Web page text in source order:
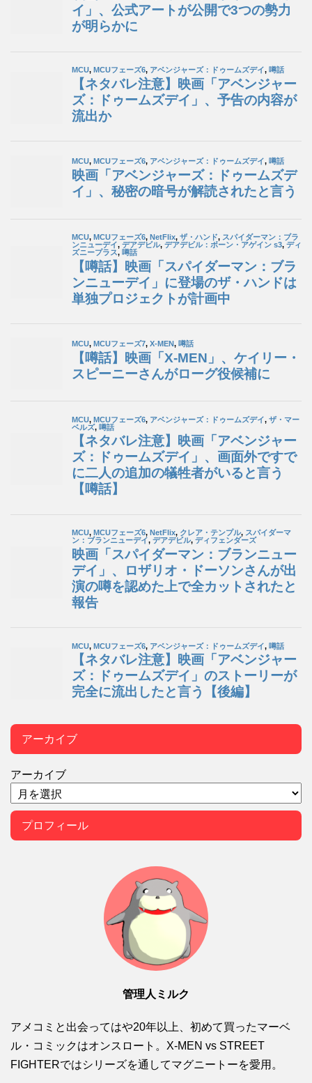
アーカイブ
アーカイブ
プロフィール
管理人ミルク
アメコミと出会ってはや20年以上、初めて買ったマーベ
ル・コミックはオンスロート。X-MEN vs STREET
FIGHTERではシリーズを通してマグニートーを愛用。